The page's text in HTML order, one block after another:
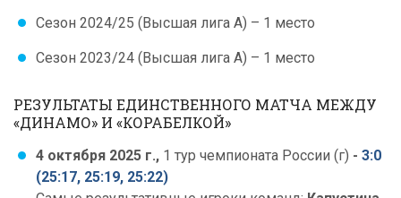
Сезон 2024/25 (Высшая лига А) – 1 место
Сезон 2023/24 (Высшая лига А) – 1 место
РЕЗУЛЬТАТЫ ЕДИНСТВЕННОГО МАТЧА МЕЖДУ
«ДИНАМО» И «КОРАБЕЛКОЙ»
4 октября 2025 г., 1 тур чемпионата России (г) - 3:0
(25:17, 25:19, 25:22)